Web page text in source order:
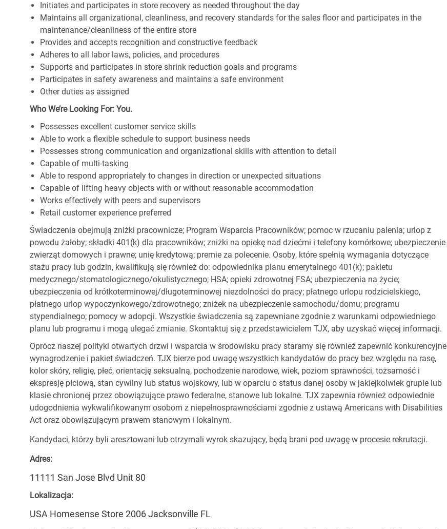
Initiates and participates in store recovery as needed throughout the day
Maintains all organizational, cleanliness, and recovery standards for the sales floor and participates in the
maintenance/cleanliness of the entire store
Provides and accepts recognition and constructive feedback
Adheres to all labor laws, policies, and procedures
Supports and participates in store shrink reduction goals and programs
Participates in safety awareness and maintains a safe environment
Other duties as assigned
Who We’re Looking For: You.
Possesses excellent customer service skills
Able to work a flexible schedule to support business needs
Possesses strong communication and organizational skills with attention to detail
Capable of multi-tasking
Able to respond appropriately to changes in direction or unexpected situations
Capable of lifting heavy objects with or without reasonable accommodation
Works effectively with peers and supervisors
Retail customer experience preferred
Świadczenia obejmują zniżki pracownicze; Program Wsparcia Pracowników; pomoc w rzucaniu palenia; urlop z
powodu żałoby; składki 401(k) dla pracowników; zniżki na opiekę nad dziećmi i telefony komórkowe; ubezpieczenie
zwierząt domowych i prawne; unię kredytową; premie za polecenie. Osoby, które spełnią wymagania dotyczące
stażu pracy lub godzin, kwalifikują się również do: odpowiednika planu emerytalnego 401(k); pakietu
medycznego/stomatologicznego/okulistycznego; HSA; opieki zdrowotnej FSA; ubezpieczenia na życie;
ubezpieczenia od krótkoterminowej/długoterminowej niezdolności do pracy; płatnego urlopu rodzicielskiego,
płatnego urlop wypoczynkowego/zdrowotnego; zniżek na ubezpieczenie samochodu/domu; programu
stypendialnego; pomocy w adopcji. Wszystkie świadczenia są zapewniane zgodnie z warunkami odpowiedniego
planu lub programu i mogą ulegać zmianie. Skontaktuj się z przedstawicielem TJX, aby uzyskać więcej informacji.
Oprócz naszej polityki otwartych drzwi i wsparcia w środowisku pracy staramy się również zapewnić konkurencyjne
wynagrodzenie i pakiet świadczeń. TJX bierze pod uwagę wszystkich kandydatów do pracy bez względu na rasę,
kolor skóry, religię, płeć, orientację seksualną, pochodzenie narodowe, wiek, poziom sprawności, tożsamość i
ekspresję płciową, stan cywilny lub status wojskowy, lub w oparciu o status danej osoby w jakiejkolwiek grupie lub
klasie chronionej przez obowiązujące prawo federalne, stanowe lub lokalne. TJX zapewnia również odpowiednie
udogodnienia wykwalifikowanym osobom z niepełnosprawnościami zgodnie z ustawą Americans with Disabilities
Act oraz obowiązującym prawem stanowym i lokalnym.
Kandydaci, którzy byli aresztowani lub otrzymali wyrok skazujący, będą brani pod uwagę w procesie rekrutacji.
Adres:
11111 San Jose Blvd Unit 80
Lokalizacja:
USA Homesense Store 2006 Jacksonville FL